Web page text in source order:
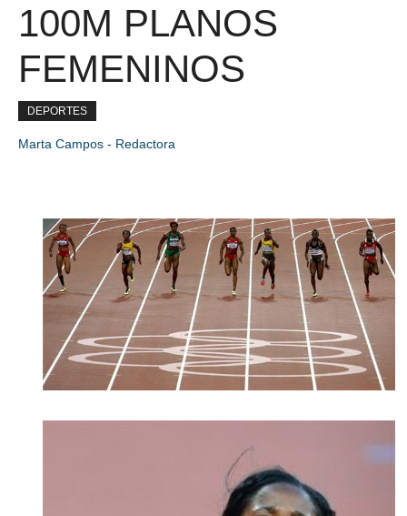
100M PLANOS
FEMENINOS
DEPORTES
Marta Campos - Redactora